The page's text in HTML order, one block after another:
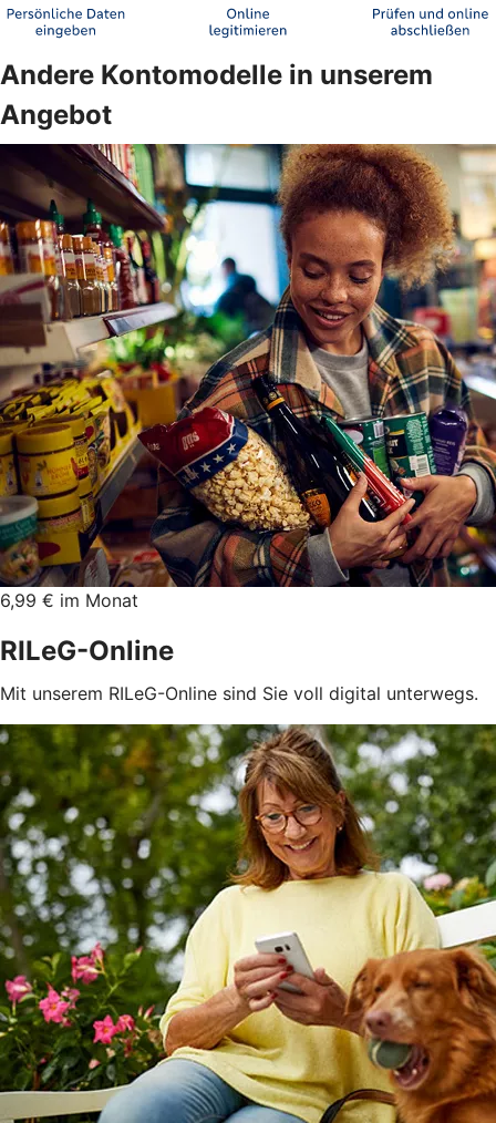
Andere Kontomodelle in unserem
Angebot
6,99 € im Monat
RILeG-Online
Mit unserem RILeG-Online sind Sie voll digital unterwegs.